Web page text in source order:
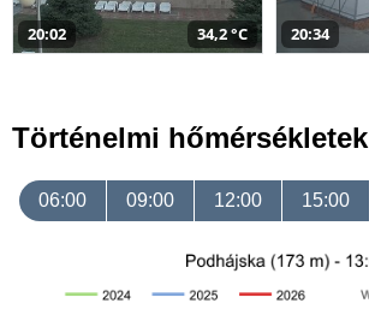
20:02 34,2 °C 20:34
Történelmi hőmérsékletek
06:00 09:00 12:00 15:00